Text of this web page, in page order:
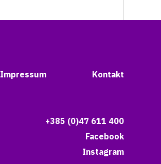
Impressum Kontakt
+385 (0)47 611 400
Facebook
Instagram